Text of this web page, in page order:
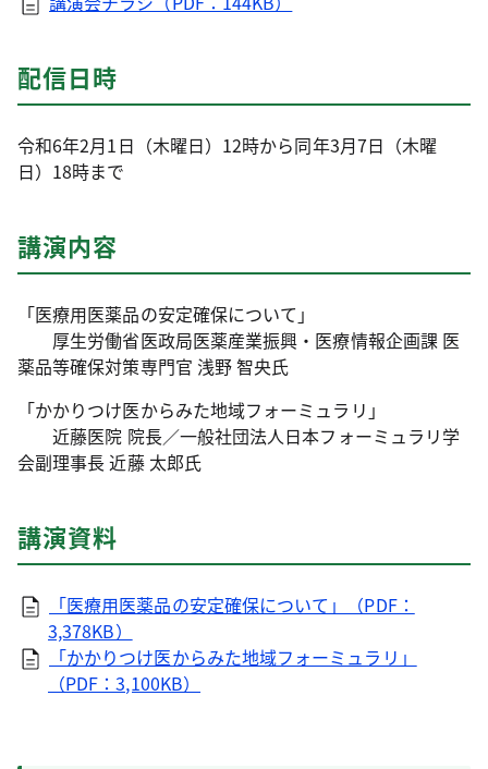
配信日時
令和6年2月1日（木曜日）12時から同年3月7日（木曜
日）18時まで
講演内容
「医療用医薬品の安定確保について」
厚生労働省医政局医薬産業振興・医療情報企画課 医
薬品等確保対策専門官 浅野 智央氏
「かかりつけ医からみた地域フォーミュラリ」
近藤医院 院長／一般社団法人日本フォーミュラリ学
会副理事長 近藤 太郎氏
講演資料
「医療用医薬品の安定確保について」（PDF：
3,378KB）
「かかりつけ医からみた地域フォーミュラリ」
（PDF：3,100KB）